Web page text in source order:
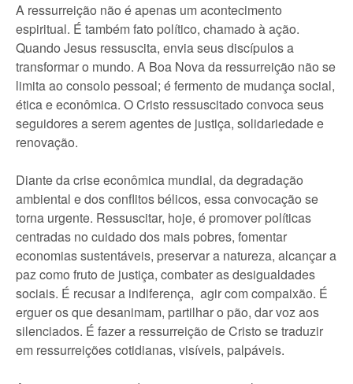
A ressurreição não é apenas um acontecimento
espiritual. É também fato político, chamado à ação.
Quando Jesus ressuscita, envia seus discípulos a
transformar o mundo. A Boa Nova da ressurreição não se
limita ao consolo pessoal; é fermento de mudança social,
ética e econômica. O Cristo ressuscitado convoca seus
seguidores a serem agentes de justiça, solidariedade e
renovação.
Diante da crise econômica mundial, da degradação
ambiental e dos conflitos bélicos, essa convocação se
torna urgente. Ressuscitar, hoje, é promover políticas
centradas no cuidado dos mais pobres, fomentar
economias sustentáveis, preservar a natureza, alcançar a
paz como fruto de justiça, combater as desigualdades
sociais. É recusar a indiferença, agir com compaixão. É
erguer os que desanimam, partilhar o pão, dar voz aos
silenciados. É fazer a ressurreição de Cristo se traduzir
em ressurreições cotidianas, visíveis, palpáveis.